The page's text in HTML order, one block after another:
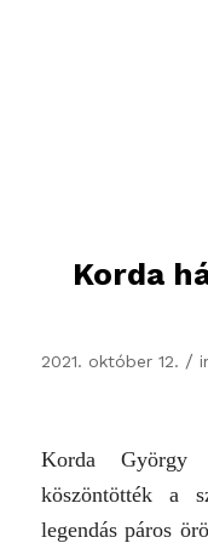
Korda
2021. október 12. /
Korda
köszöntötték a
legendás páros